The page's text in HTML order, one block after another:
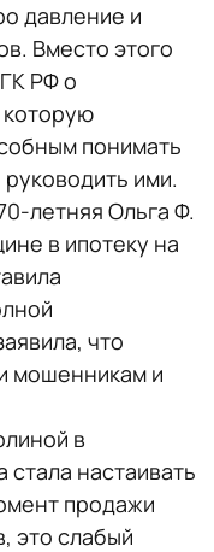
давление и
Вместо этого
РФ о
которую
понимать
ими.
Ольга Ф.
в ипотеку на
что
мошенникам и
в
настаивать
продажи
это слабый